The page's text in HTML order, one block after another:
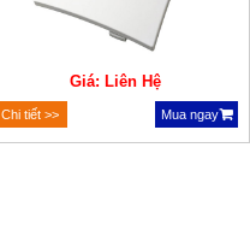
Giá: Liên Hệ
Chi tiết >> Mua ngay